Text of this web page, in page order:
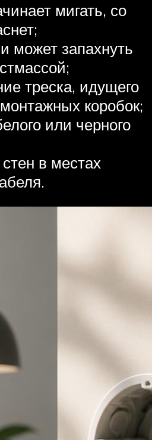
мигать, со
может запахнуть
треска, идущего
коробок;
или черного
в местах